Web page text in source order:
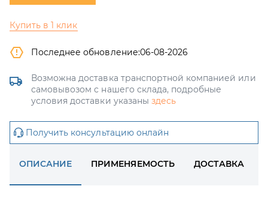
Купить в 1 клик
Последнее обновление:06-08-2026
Возможна доставка транспортной компанией или
самовывозом с нашего склада, подробные
условия доставки указаны здесь
Получить консультацию онлайн
ОПИСАНИЕ ПРИМЕНЯЕМОСТЬ ДОСТАВКА